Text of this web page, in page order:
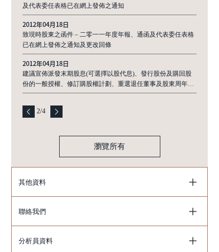
及代表委任表格已在網上發佈之通知
2012年04月18日
致現時股東之函件 – 二零一一年度年報、通函及代表委任表格
已在網上發佈之通知及更改回條
2012年04月18日
建議宣佈派發末期股息(可選擇以股代息)、發行股份及購回股
份的一般授權、修訂購股權計劃、重選退任董事及股東周年大
會通告
2/4
瀏覽所有
其他資料
聯絡我們
分析員資料